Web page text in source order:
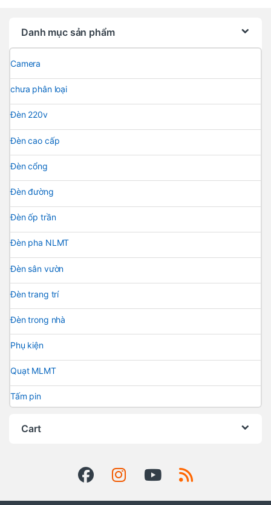
Danh mục sản phẩm
Camera
chưa phân loại
Đèn 220v
Đèn cao cấp
Đèn cổng
Đèn đường
Đèn ốp trần
Đèn pha NLMT
Đèn sân vườn
Đèn trang trí
Đèn trong nhà
Phụ kiện
Quạt MLMT
Tấm pin
Cart